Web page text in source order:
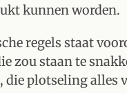
kunnen worden.
regels staat
zou staan te
die plotseling alles